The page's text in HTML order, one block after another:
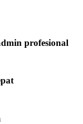
profesional